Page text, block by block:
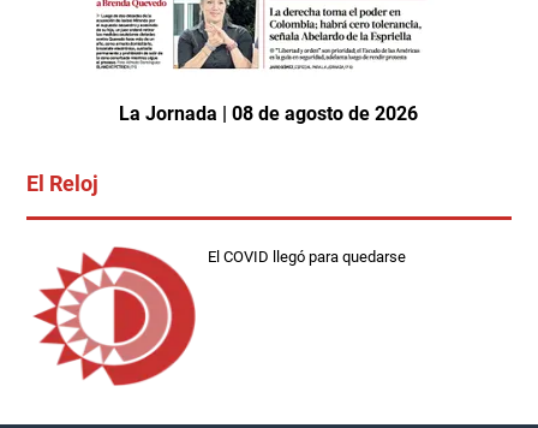
La Jornada | 08 de agosto de 2026
El Reloj
El COVID llegó para quedarse